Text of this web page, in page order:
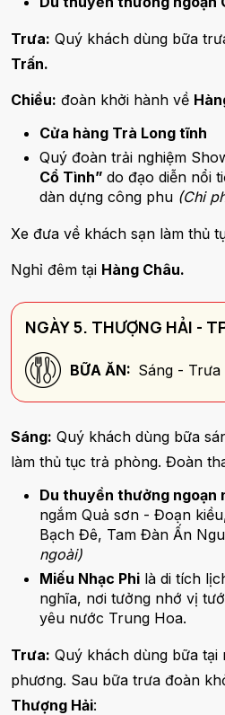
Trưa: Quý khách dùng bữa
Trấn.
Chiều: đoàn khởi hành về
Cửa hàng Trà Long tĩnh
Quý đoàn trải nghiệm
Cổ Tình” do đạo diễn nổi
dàn dựng công phu (Chi
Xe đưa về khách sạn làm thủ
Nghỉ đêm tại Hàng Châu.
NGÀY 5. THƯỢNG HẢI -
BỮA ĂN: Sáng -
Sáng: Quý khách dùng bữa
làm thủ tục trả phòng. Đoàn
Du thuyền thưởng ngoạn
ngắm Quả sơn - Đoạn
Bạch Đê, Tam Đàn Ấn
ngoài)
Miếu Nhạc Phi là di tích
nghĩa, nơi tưởng nhớ vị
yêu nước Trung Hoa.
Trưa: Quý khách dùng bữa tại
phương. Sau bữa trưa đoàn
Thượng Hải: